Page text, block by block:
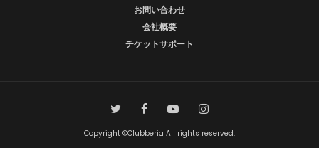
お問い合わせ
会社概要
チケットサポート
Copyright ©Clubberia All rights reserved.